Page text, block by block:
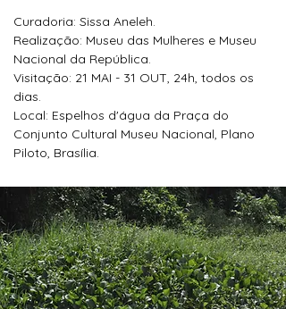
Curadoria: Sissa Aneleh.
Realização: Museu das Mulheres e Museu
Nacional da República.
Visitação: 21 MAI - 31 OUT, 24h, todos os
dias.
Local: Espelhos d'água da Praça do
Conjunto Cultural Museu Nacional, Plano
Piloto, Brasília.